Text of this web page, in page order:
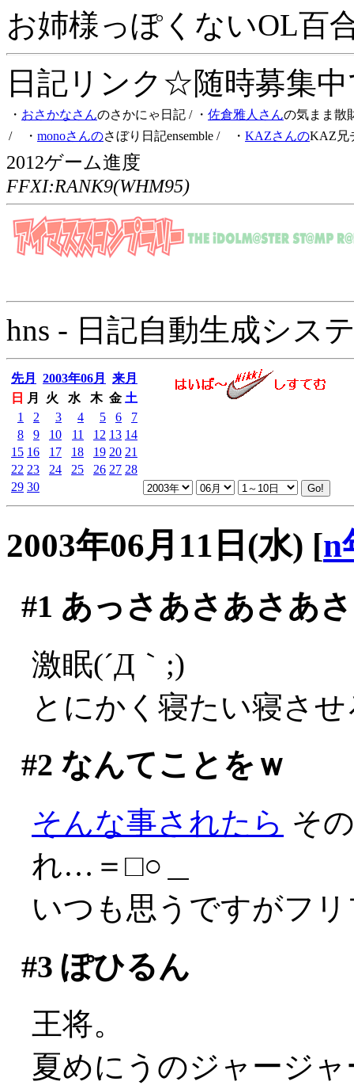
お姉様っぽくないOL百
日記リンク☆随時募集
・ おさかなさんのさかにゃ日記 / ・ 佐倉雅人さんの気まま散
/ ・ monoさんのさぼり日記ensemble / ・ KAZさんのKAZ兄
2012ゲーム進度
FFXI:RANK9(WHM95)
hns - 日記自動生成シス
先月 2003年06月
来月
日
月 火 水 木 金 土
1
2 3 4 5 6
7
8
9 10 11 12 13 14
15 16 17 18 19 20 21
22 23 24 25 26 27 28
29 30
2003年06月11日(水) [n
#1 あっさあさあさあ
激眠(´Д｀;)
とにかく寝たい寝さ
#2 なんてことをｗ
そんな事されたら そ
れ…＝□○＿
いつも思うですがフ
#3 ぽひるん
王将。
夏めにうのジャージ